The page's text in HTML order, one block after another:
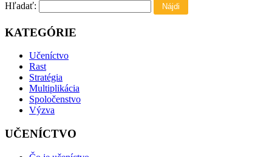
Hľadať:
KATEGÓRIE
Učeníctvo
Rast
Stratégia
Multiplikácia
Spoločenstvo
Výzva
UČENÍCTVO